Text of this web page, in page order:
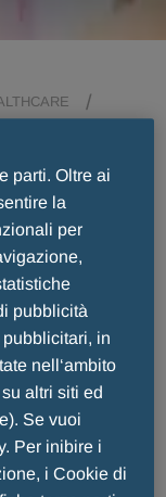
parti. Oltre ai
la
per
pubblicità
in
nell‘ambito
altri siti ed
Se vuoi
Per inibire i
i Cookie di